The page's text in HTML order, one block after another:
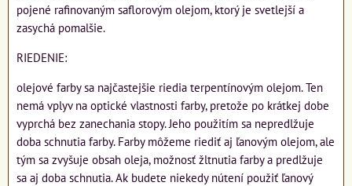
pojené rafinovaným saflorovým olejom, ktorý je svetlejší a
zasychá pomalšie.
RIEDENIE:
olejové farby sa najčastejšie riedia terpentínovým olejom. Ten
nemá vplyv na optické vlastnosti farby, pretože po krátkej dobe
vyprchá bez zanechania stopy. Jeho použitím sa nepredlžuje
doba schnutia farby. Farby môžeme riediť aj ľanovým olejom, ale
tým sa zvyšuje obsah oleja, možnosť žltnutia farby a predlžuje
sa aj doba schnutia. Ak budete niekedy nútení použiť ľanový